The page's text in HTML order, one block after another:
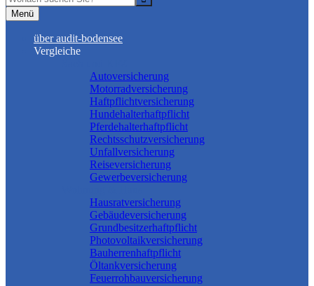
Menü
über audit-bodensee
Vergleiche
Autoversicherung
Motorradversicherung
Haftpflichtversicherung
Hundehalterhaftpflicht
Pferdehalterhaftpflicht
Rechtsschutzversicherung
Unfallversicherung
Reiseversicherung
Gewerbeversicherung
Hausratversicherung
Gebäudeversicherung
Grundbesitzerhaftpflicht
Photovoltaikversicherung
Bauherrenhaftpflicht
Öltankversicherung
Feuerrohbauversicherung